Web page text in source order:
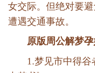
女交际。但绝对要
遭遇交通事故。
原版周公解梦
1.梦见市中得